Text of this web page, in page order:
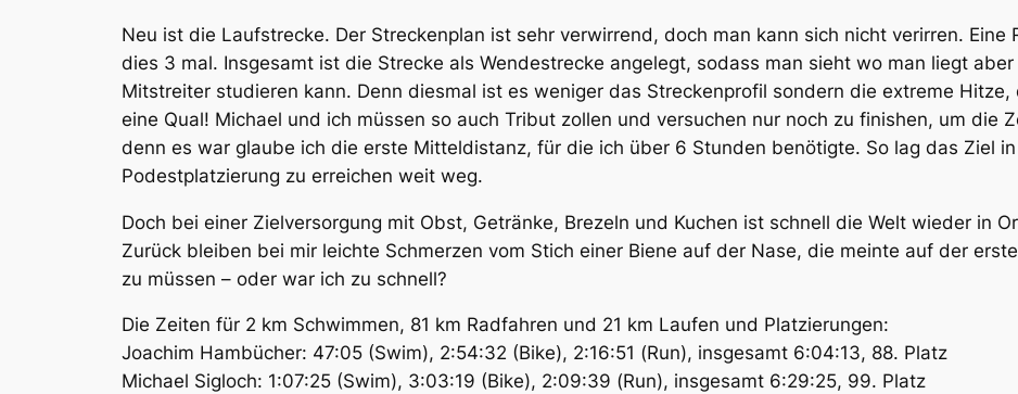
Neu ist die Laufstrecke. Der Streckenplan ist sehr verwirrend, doch man kann sich nicht verirren. Eine
dies 3 mal. Insgesamt ist die Strecke als Wendestrecke angelegt, sodass man sieht wo man liegt
Mitstreiter studieren kann. Denn diesmal ist es weniger das Streckenprofil sondern die extreme
eine Qual! Michael und ich müssen so auch Tribut zollen und versuchen nur noch zu finishen, um die
denn es war glaube ich die erste Mitteldistanz, für die ich über 6 Stunden benötigte. So lag das Ziel
Podestplatzierung zu erreichen weit weg.
Doch bei einer Zielversorgung mit Obst, Getränke, Brezeln und Kuchen ist schnell die Welt wieder in
Zurück bleiben bei mir leichte Schmerzen vom Stich einer Biene auf der Nase, die meinte auf der
zu müssen – oder war ich zu schnell?
Die Zeiten für 2 km Schwimmen, 81 km Radfahren und 21 km Laufen und Platzierungen:
Joachim Hambücher: 47:05 (Swim), 2:54:32 (Bike), 2:16:51 (Run), insgesamt 6:04:13, 88. Platz
Michael Sigloch: 1:07:25 (Swim), 3:03:19 (Bike), 2:09:39 (Run), insgesamt 6:29:25, 99. Platz